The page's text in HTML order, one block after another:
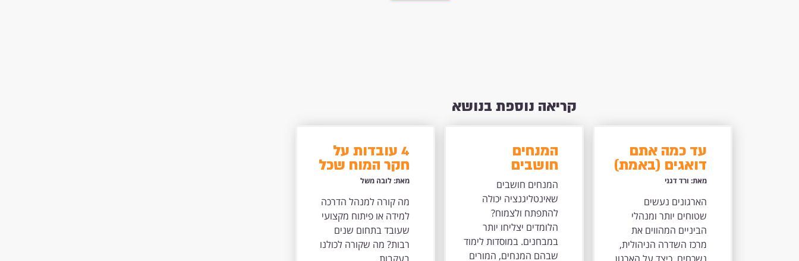
קריאה נוספת בנושא
עד כמה אתם
דואגים (באמת)
למנהלי הביניים
מאת: ורד דגני
הארגונים נעשים
שטוחים יותר ומנהלי
הביניים המהווים את
מרכז השדרה הניהולית,
המנחים
חושבים
שאינטליגנציה
יכולה להתפתח
ולצמוח?
הלומדים יצליחו
יותר במבחנים
המנחים חושבים
שאינטליגנציה יכולה
להתפתח ולצמוח?
הלומדים יצליחו יותר
במבחנים. במוסדות לימוד
שבהם המנחים, המורים
4 עובדות על
חקר המוח שכל
מומחה למידה
חייב לדעת
מאת: לובה משל
מה קורה למנהל הדרכה
למידה או פיתוח מקצועי
שעובד בתחום שנים
רבות? מה שקורה לכולנו